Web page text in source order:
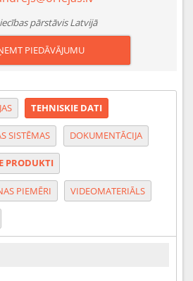
pārstāvis Latvijā
PIEDĀVĀJUMU
TEHNISKIE DATI
SISTĒMAS DOKUMENTĀCIJA
PRODUKTI
PIEMĒRI VIDEOMATERIĀLS